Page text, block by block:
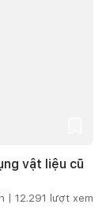
vật liệu cũ
| 12.291 lượt xem